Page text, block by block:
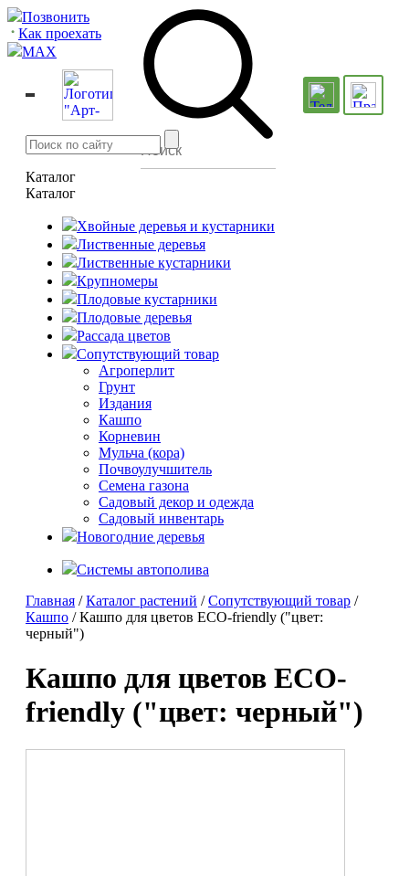
Позвонить
Как проехать
MAX
Каталог
Каталог
Хвойные деревья и кустарники
Лиственные деревья
Лиственные кустарники
Крупномеры
Плодовые кустарники
Плодовые деревья
Рассада цветов
Сопутствующий товар
Агроперлит
Грунт
Издания
Кашпо
Корневин
Мульча (кора)
Почвоулучшитель
Семена газона
Садовый декор и одежда
Садовый инвентарь
Новогодние деревья
Системы автополива
Главная /Каталог растений /Сопутствующий товар /
Кашпо / Кашпо для цветов ECO-friendly ("цвет:
черный")
Кашпо для цветов ECO-
friendly ("цвет: черный")